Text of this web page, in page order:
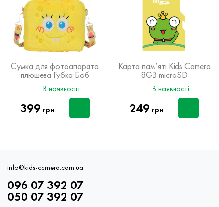
Сумка для фотоапарата
плюшева Губка Боб
В наявності
399 грн
Карта пам’яті Kids Camera
8GB microSD
В наявності
249 грн
info@kids-camera.com.ua
096 07 392 07
050 07 392 07